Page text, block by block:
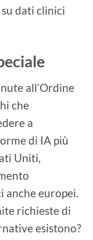
dati clinici
all’Ordine
che
a
di IA più
Uniti,
anche europei.
richieste di
esistono?